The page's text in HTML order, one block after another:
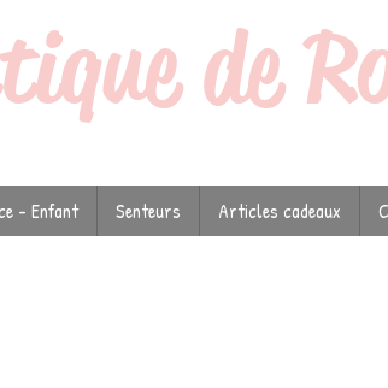
de
- Enfant Senteurs Articles cadeaux